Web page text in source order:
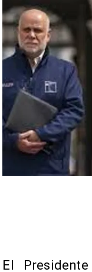
El Presidente